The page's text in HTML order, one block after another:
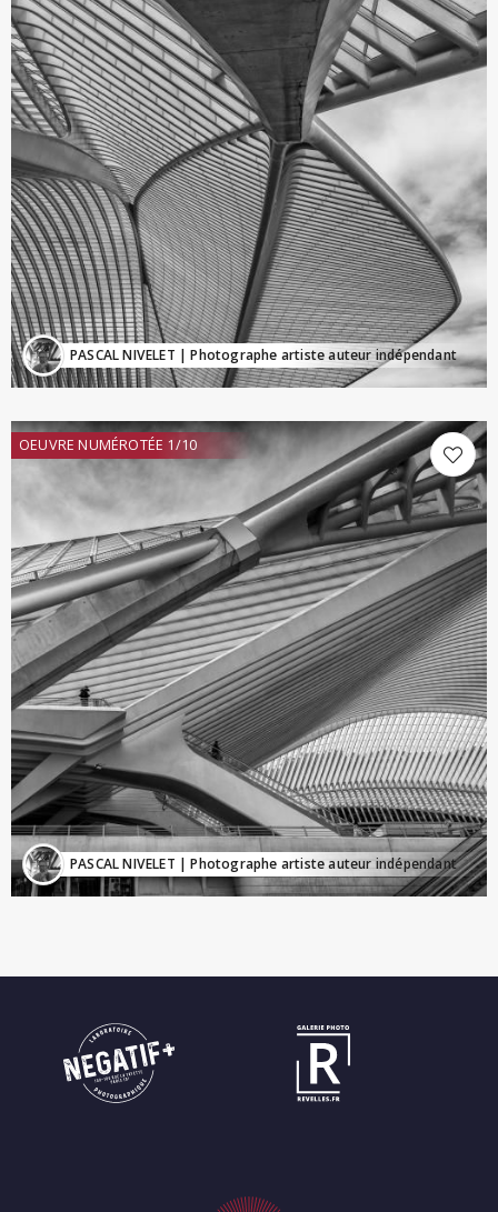
PASCAL NIVELET | Photographe artiste auteur indépendant
OEUVRE NUMÉROTÉE 1/10
PASCAL NIVELET | Photographe artiste auteur indépendant